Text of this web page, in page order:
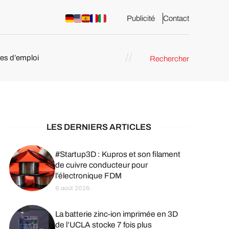
Publicité Contact
d’emploi Rechercher
LES DERNIERS ARTICLES
#Startup3D : Kupros et son filament
de cuivre conducteur pour
l’électronique FDM
6 août 2026
La batterie zinc-ion imprimée en 3D
de l’UCLA stocke 7 fois plus